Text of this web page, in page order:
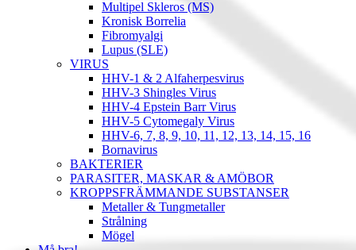
Multipel Skleros (MS)
Kronisk Borrelia
Fibromyalgi
Lupus (SLE)
VIRUS
HHV-1 & 2 Alfaherpesvirus
HHV-3 Shingles Virus
HHV-4 Epstein Barr Virus
HHV-5 Cytomegaly Virus
HHV-6, 7, 8, 9, 10, 11, 12, 13, 14, 15, 16
Bornavirus
BAKTERIER
PARASITER, MASKAR & AMÖBOR
KROPPSFRÄMMANDE SUBSTANSER
Metaller & Tungmetaller
Strålning
Mögel